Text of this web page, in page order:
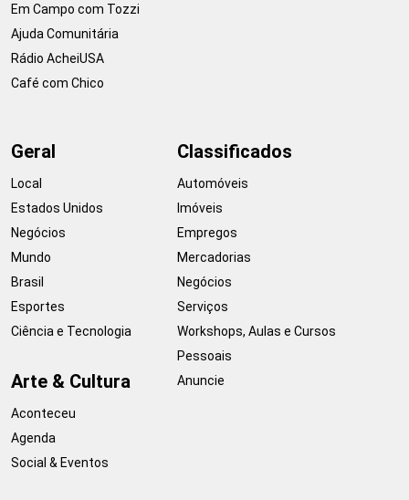
Em Campo com Tozzi
Ajuda Comunitária
Rádio AcheiUSA
Café com Chico
Geral
Local
Estados Unidos
Negócios
Mundo
Brasil
Esportes
Ciência e Tecnologia
Arte & Cultura
Aconteceu
Agenda
Social & Eventos
Classificados
Automóveis
Imóveis
Empregos
Mercadorias
Negócios
Serviços
Workshops, Aulas e Cursos
Pessoais
Anuncie